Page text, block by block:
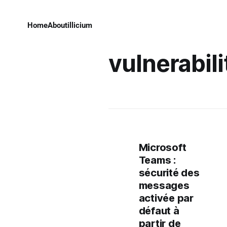
HomeAboutillicium
Microsoft
Teams :
sécurité des
messages
activée par
défaut à
partir de